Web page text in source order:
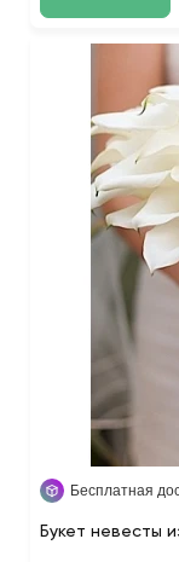
Бесплатная
Букет невесты